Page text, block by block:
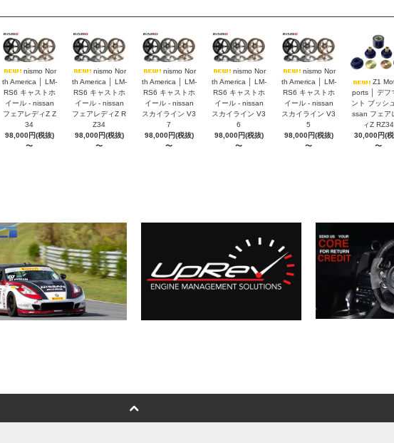
nismo Nor
th America │ LM-
RS6 キャストホ
イール - nissan
フェアレディZ Z
34
98,000円(税抜)
〜
nismo Nor
th America │ LM-
RS6 キャストホ
イール - nissan
フェアレディZ R
Z34
98,000円(税抜)
〜
nismo Nor
th America │ LM-
RS6 キャストホ
イール - nissan
スカイライン V3
7
98,000円(税抜)
〜
nismo Nor
th America │ LM-
RS6 キャストホ
イール - nissan
スカイライン V3
6
98,000円(税抜)
〜
nismo Nor
th America │ LM-
RS6 キャストホ
イール - nissan
スカイライン V3
5
98,000円(税抜)
〜
Z1
ports │ デフ
ント ブッシ
ssan フェア
ィZ RZ34
30,000円(
〜